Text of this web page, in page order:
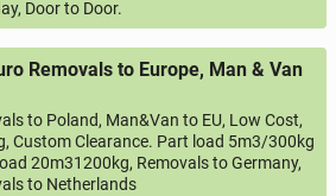
Door to Door.
Removals to Europe, Man & Van
to Poland, Man&Van to EU, Low Cost,
Custom Clearance. Part load 5m3/300kg
20m31200kg, Removals to Germany,
to Netherlands